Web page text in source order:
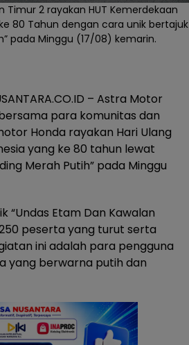
Timur 2 rayakan HUT Kemerdekaan
80 Tahun dengan cara unik bertajuk
pada Minggu (17/08) kemarin.
– Astra Motor
para komunitas dan
Honda rayakan Hari Ulang
yang ke 80 tahun lewat
Merah Putih” pada Minggu
“Undas Etam Dan Kawalan
peserta yang turut serta
ini adalah para pengguna
yang berwarna putih dan